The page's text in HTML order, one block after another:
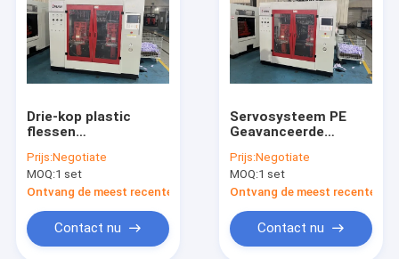
Drie-kop plastic
flessen
voor 1L
containercapaciteit
inclusief
automatisch
ontvleesingssysteem
Prijs:Negotiate
MOQ:1 set
Ontvang de meest recente Prijs
Contact nu
Servosysteem PE
Geavanceerde
blaasmachine voor
plastic flessen
Prijs:Negotiate
MOQ:1 set
Ontvang de meest recente
Contact nu